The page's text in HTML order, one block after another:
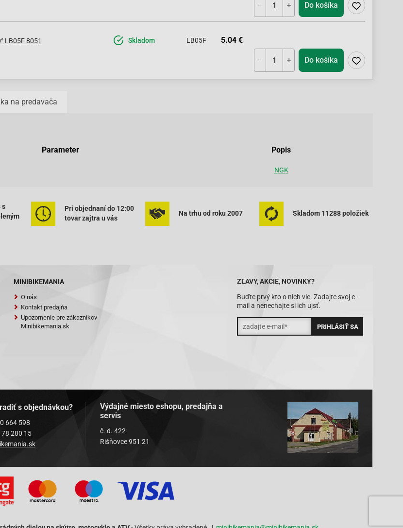
Do košíka
LB05F 8051 Skladom LB05F 5.04 €
Do košíka
na predavača
Parameter Popis
NGK
s
Pri objednaní do 12:00
tovar zajtra u vás
Na trhu od roku 2007 Skladom 11288 položiek
ZĽAVY, AKCIE, NOVINKY?
Buďte prvý kto o nich vie. Zadajte svoj e-
mail a nenechajte si ich ujsť.
MINIBIKEMANIA
O nás
Kontakt predajňa
Upozornenie pre zákazníkov
Minibikemania.sk
s objednávkou?
664 598
280 15
Výdajné miesto eshopu, predajňa a
servis
č. d. 422
Rišňovce 951 21